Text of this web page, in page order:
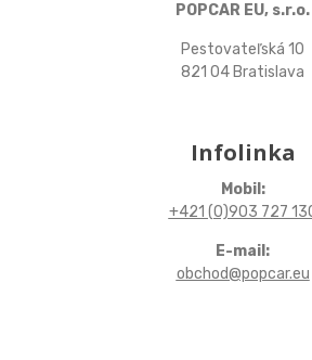
POPCAR EU, s.r.o.
Pestovateľská 10
821 04 Bratislava
Infolinka
Mobil:
+421 (0)903 727
E-mail:
obchod@popcar.eu